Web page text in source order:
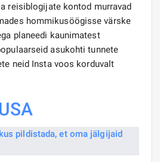
reisiblogijate kontod murravad
hommikusöögisse värske
planeedi kaunimatest
asukohti tunnete
neid Insta voos korduvalt